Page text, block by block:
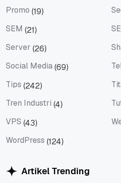
Promo (19)
SEM (21)
Server (26)
Social Media(69)
Tips (242)
Tren Industri (4)
VPS (43)
WordPress (124)
Artikel Trending